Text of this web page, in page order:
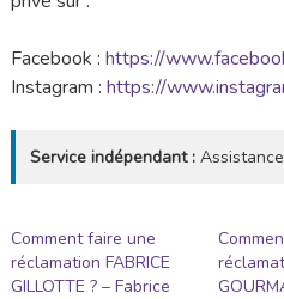
Facebook : https://
Instagram : https://
Service indépendant :
Comment faire une
réclamation FABRICE
GILLOTTE ? – Fabrice